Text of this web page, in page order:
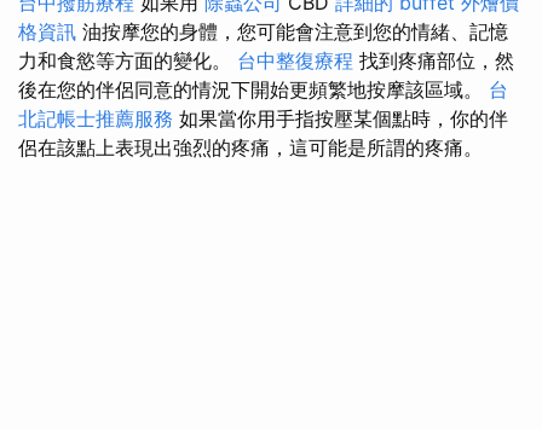
格資訊 油按摩您的身體，您可能會注意到您的情緒、記憶
力和食慾等方面的變化。 台中整復療程 找到疼痛部位，然
後在您的伴侶同意的情況下開始更頻繁地按摩該區域。 台
北記帳士推薦服務 如果當你用手指按壓某個點時，你的伴
侶在該點上表現出強烈的疼痛，這可能是所謂的疼痛。